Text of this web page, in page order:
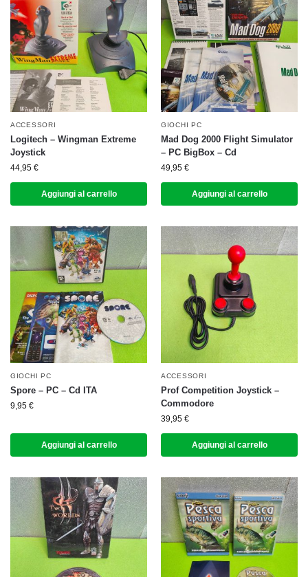
ACCESSORI
Logitech – Wingman Extreme
Joystick
44,95 €
Aggiungi al carrello
GIOCHI PC
Mad Dog 2000 Flight Simulator
– PC BigBox – Cd
49,95 €
Aggiungi al carrello
GIOCHI PC
Spore – PC – Cd ITA
9,95 €
Aggiungi al carrello
ACCESSORI
Prof Competition Joystick –
Commodore
39,95 €
Aggiungi al carrello